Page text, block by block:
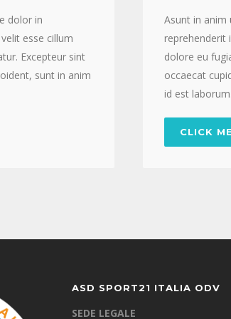
dolor in
esse cillum
Excepteur sint
sunt in anim
Asunt in anim
reprehenderit
dolore eu
occaecat
id est laborum.
CLICK ME
ASD SPORT21 ITALIA ODV
SEDE LEGALE